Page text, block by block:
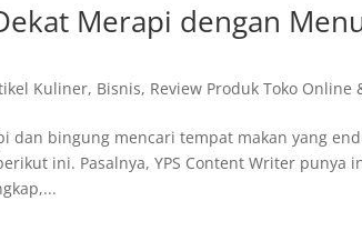
Merapi dengan
Kuliner, Bisnis, Review Produk Toko Online
dan bingung mencari tempat makan yang
ini. Pasalnya, YPS Content Writer punya